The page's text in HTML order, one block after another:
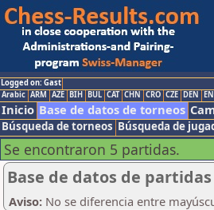
Logged on: Gast
Arabic ARM AZE BIH BUL CAT CHN CRO CZE DEN
Inicio Base de datos de torneos
Búsqueda de torneos Búsqueda de
Se encontraron 5 partidas.
Base de datos de
Aviso: No se diferencia entre